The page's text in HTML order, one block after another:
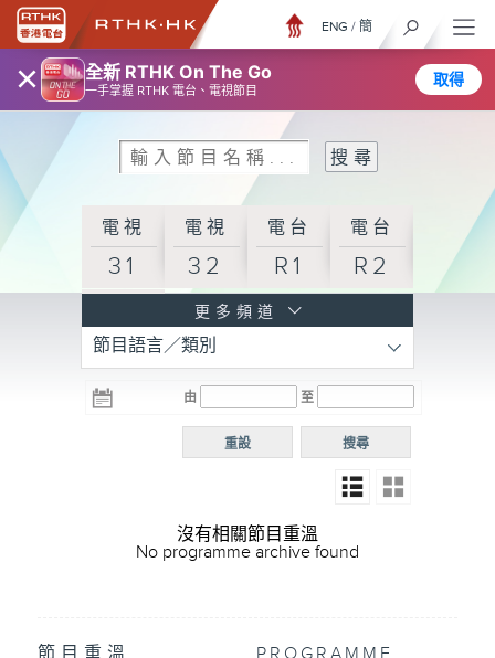
× 全新 RTHK On The Go
一手掌握 RTHK 電台、電視節目
取得
ENG / 簡
電視
31
電視
32
電台
R1
電台
R2
R3
電台 電台
R5
電台
普通
更多頻道
節目語言／類別
由 至
搜尋
重設
沒有相關節目重溫
No programme archive found
節目重溫
PROGRAMME